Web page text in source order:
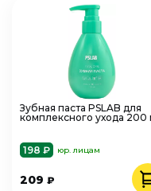
Зубная паста PSLAB для
комплексного ухода 200
198 ₽ юр. лицам
209 ₽